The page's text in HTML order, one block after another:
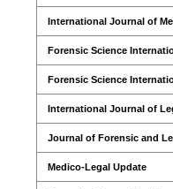
International Journal of
Forensic Science
Forensic Science
International Journal of
Journal of Forensic and
Medico-Legal Update